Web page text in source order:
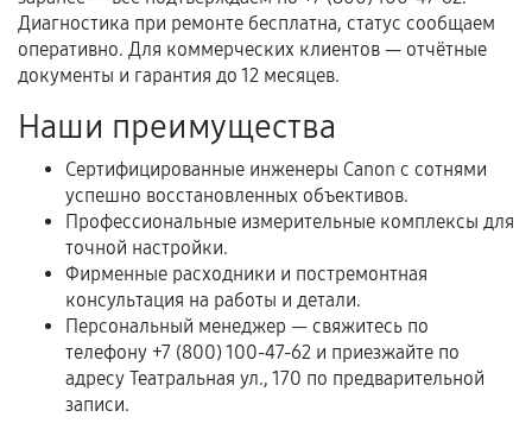
предусмотрено отдельно.
Обращение после окончания гарантийного
срока.
Программные сбои, если это не указано в
Если комплектующие куплены
самостоятельно
Гарантия на выполненные работы может
сохраняться полностью или частично, если
соблюдены следующие условия:
Диагностика при ремонте бесплатна, статус сообщаем
оперативно. Для коммерческих клиентов — отчётные
документы и гарантия до 12 месяцев.
Наши преимущества
Сертифицированные инженеры Canon с сотнями
успешно восстановленных объективов.
Профессиональные измерительные комплексы для
точной настройки.
Фирменные расходники и постремонтная
консультация на работы и детали.
Персональный менеджер — свяжитесь по
телефону +7 (800) 100-47-62 и приезжайте по
адресу Театральная ул., 170 по предварительной
записи.